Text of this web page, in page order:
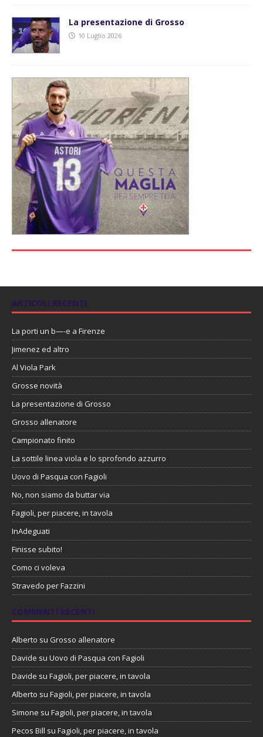
La presentazione di Grosso
10 Luglio 2026
ARTICOLI RECENTI
La porti un b—-e a Firenze
Jimenez ed altro
Al Viola Park
Grosse novità
La presentazione di Grosso
Grosso allenatore
Campionato finito
La sottile linea viola e lo sprofondo azzurro
Uovo di Pasqua con Fagioli
No, non siamo da buttar via
Fagioli, per piacere, in tavola
InAdeguati
Finisse subito!
Como ci voleva
Stravedo per Fazzini
COMMENTI RECENTI
Alberto su Grosso allenatore
Davide su Uovo di Pasqua con Fagioli
Davide su Fagioli, per piacere, in tavola
Alberto su Fagioli, per piacere, in tavola
Simone su Fagioli, per piacere, in tavola
Pecos Bill su Fagioli, per piacere, in tavola